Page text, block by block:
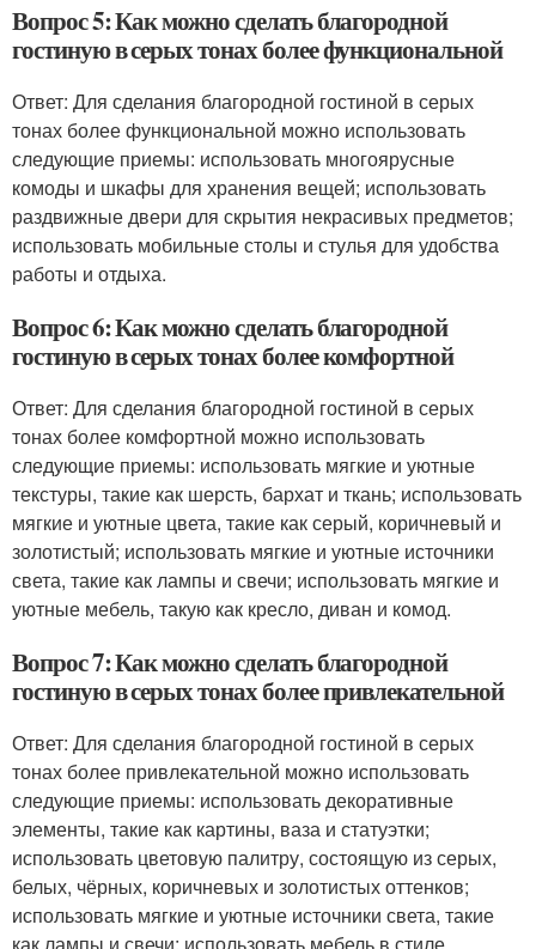
Вопрос 5: Как можно сделать благородной
гостиную в серых тонах более функциональной
Ответ: Для сделания благородной гостиной в серых
тонах более функциональной можно использовать
следующие приемы: использовать многоярусные
комоды и шкафы для хранения вещей; использовать
раздвижные двери для скрытия некрасивых предметов;
использовать мобильные столы и стулья для удобства
работы и отдыха.
Вопрос 6: Как можно сделать благородной
гостиную в серых тонах более комфортной
Ответ: Для сделания благородной гостиной в серых
тонах более комфортной можно использовать
следующие приемы: использовать мягкие и уютные
текстуры, такие как шерсть, бархат и ткань; использовать
мягкие и уютные цвета, такие как серый, коричневый и
золотистый; использовать мягкие и уютные источники
света, такие как лампы и свечи; использовать мягкие и
уютные мебель, такую как кресло, диван и комод.
Вопрос 7: Как можно сделать благородной
гостиную в серых тонах более привлекательной
Ответ: Для сделания благородной гостиной в серых
тонах более привлекательной можно использовать
следующие приемы: использовать декоративные
элементы, такие как картины, ваза и статуэтки;
использовать цветовую палитру, состоящую из серых,
белых, чёрных, коричневых и золотистых оттенков;
использовать мягкие и уютные источники света, такие